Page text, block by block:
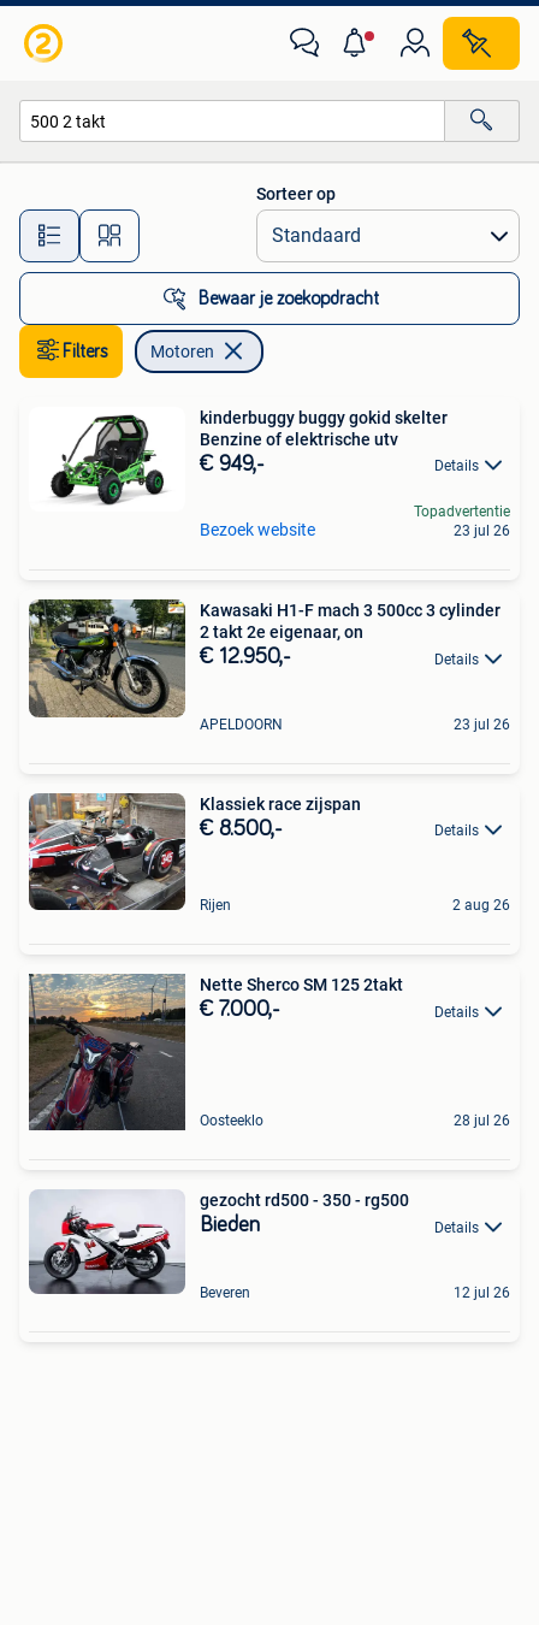
Alle afstanden…
Sorteer op
Bewaar je zoekopdracht
Filters Motoren
kinderbuggy buggy gokid skelter
Benzine of elektrische utv
€ 949,- Details
Bezoek website
Topadvertentie
23 jul 26
Kawasaki H1-F mach 3 500cc 3 cylinder
2 takt 2e eigenaar, on
€ 12.950,- Details
APELDOORN 23 jul 26
Klassiek race zijspan
€ 8.500,- Details
Rijen 2 aug 26
Nette Sherco SM 125 2takt
€ 7.000,- Details
Oosteeklo 28 jul 26
gezocht rd500 - 350 - rg500
Bieden Details
Beveren 12 jul 26